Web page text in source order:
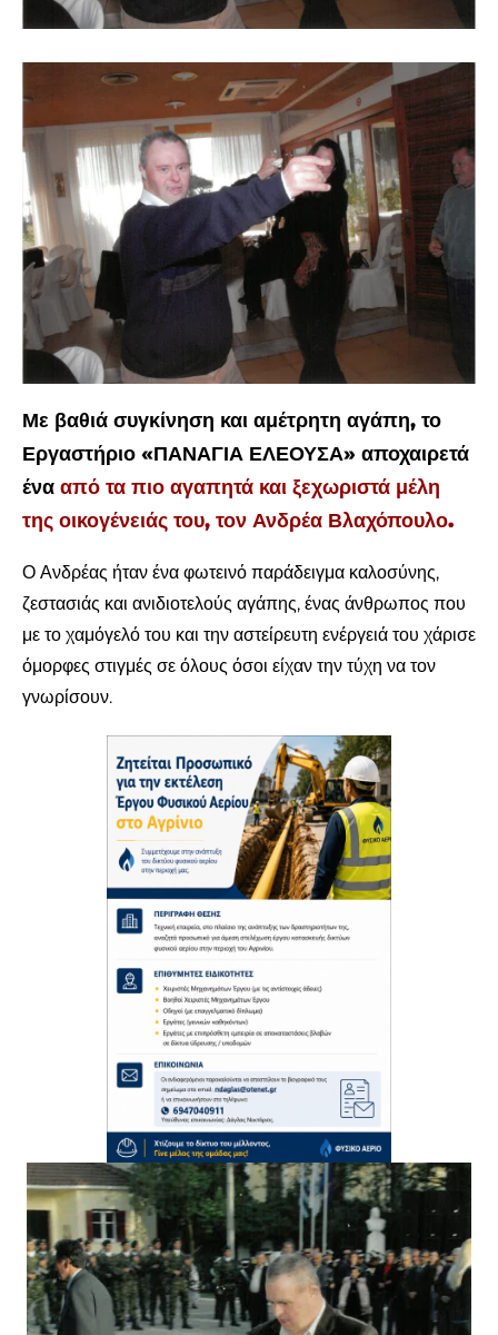
Με βαθιά συγκίνηση και αμέτρητη αγάπη, το
Εργαστήριο «ΠΑΝΑΓΙΑ ΕΛΕΟΥΣΑ» αποχαιρετά
ένα από τα πιο αγαπητά και ξεχωριστά μέλη
της οικογένειάς του, τον Ανδρέα Βλαχόπουλο.
Ο Ανδρέας ήταν ένα φωτεινό παράδειγμα καλοσύνης,
ζεστασιάς και ανιδιοτελούς αγάπης, ένας άνθρωπος που
με το χαμόγελό του και την αστείρευτη ενέργειά του χάρισε
όμορφες στιγμές σε όλους όσοι είχαν την τύχη να τον
γνωρίσουν.